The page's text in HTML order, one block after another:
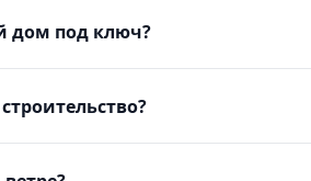
дом под ключ?